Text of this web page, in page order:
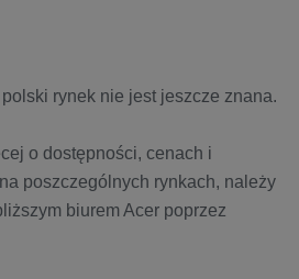
rynek nie jest jeszcze znana.
o dostępności, cenach i
poszczególnych rynkach, należy
biurem Acer poprzez